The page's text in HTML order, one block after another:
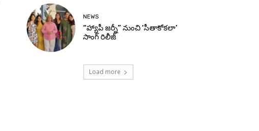
NEWS
“హ్యాపీ జర్నీ” నుంచి ‘సీతాకోకలా’
సాంగ్ రిలీజ్
Load more